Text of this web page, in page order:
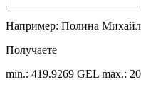
Например: Полина
Получаете
min.: 419.9269 GEL max.: